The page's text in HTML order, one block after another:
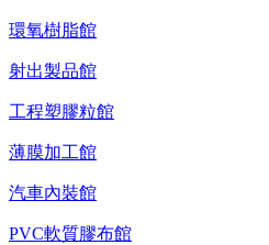
環氧樹脂館
射出製品館
工程塑膠粒館
薄膜加工館
汽車內裝館
PVC軟質膠布館